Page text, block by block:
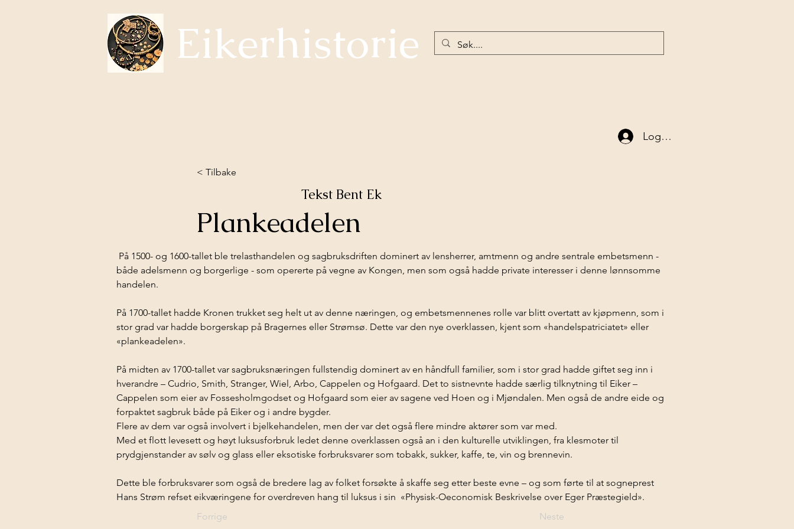
Eikerhistorie
Logg inn
< Tilbake
Tekst Bent Ek
Plankeadelen
både adelsmenn og borgerlige - som opererte på vegne av Kongen, men som også hadde private interesser i denne lønnsomme
handelen.
På 1700-tallet hadde Kronen trukket seg helt ut av denne næringen, og embetsmennenes rolle var blitt overtatt av kjøpmenn, som i
stor grad var hadde borgerskap på Bragernes eller Strømsø. Dette var den nye overklassen, kjent som «handelspatriciatet» eller
«plankeadelen».
På midten av 1700-tallet var sagbruksnæringen fullstendig dominert av en håndfull familier, som i stor grad hadde giftet seg inn i
hverandre – Cudrio, Smith, Stranger, Wiel, Arbo, Cappelen og Hofgaard. Det to sistnevnte hadde særlig tilknytning til Eiker –
Cappelen som eier av Fossesholmgodset og Hofgaard som eier av sagene ved Hoen og i Mjøndalen. Men også de andre eide og
forpaktet sagbruk både på Eiker og i andre bygder.
Flere av dem var også involvert i bjelkehandelen, men der var det også flere mindre aktører som var med.
Med et flott levesett og høyt luksusforbruk ledet denne overklassen også an i den kulturelle utviklingen, fra klesmoter til
prydgjenstander av sølv og glass eller eksotiske forbruksvarer som tobakk, sukker, kaffe, te, vin og brennevin.
Dette ble forbruksvarer som også de bredere lag av folket forsøkte å skaffe seg etter beste evne – og som førte til at sogneprest
Hans Strøm refset eikværingene for overdreven hang til luksus i sin  «Physisk-Oeconomisk Beskrivelse over Eger Præstegield».
Forrige
Neste